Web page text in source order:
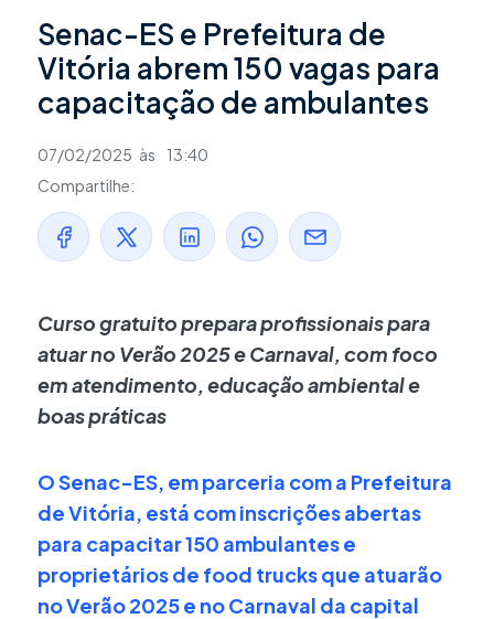
Senac-ES e Prefeitura de
Vitória abrem 150 vagas para
capacitação de ambulantes
07/02/2025 às
13:40
Compartilhe:
Curso gratuito prepara profissionais para
atuar no Verão 2025 e Carnaval, com foco
em atendimento, educação ambiental e
boas práticas
O Senac-ES, em parceria com a Prefeitura
de Vitória, está com inscrições abertas
para capacitar 150 ambulantes e
proprietários de food trucks que atuarão
no Verão 2025 e no Carnaval da capital